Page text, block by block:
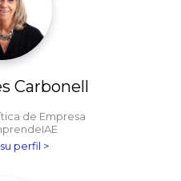
Carbonell
de Empresa
perfil >